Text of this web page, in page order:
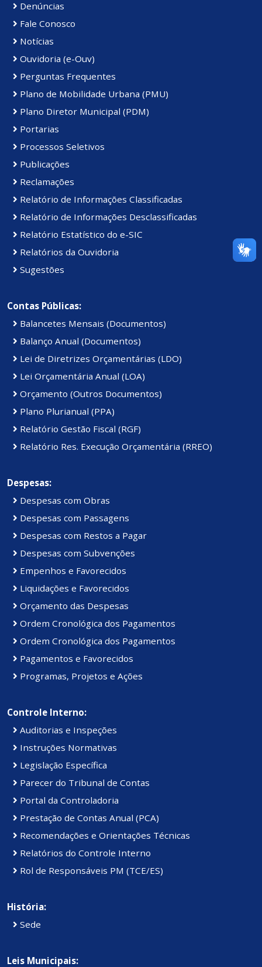
Denúncias
Fale Conosco
Notícias
Ouvidoria (e-Ouv)
Perguntas Frequentes
Plano de Mobilidade Urbana (PMU)
Plano Diretor Municipal (PDM)
Portarias
Processos Seletivos
Publicações
Reclamações
Relatório de Informações Classificadas
Relatório de Informações Desclassificadas
Relatório Estatístico do e-SIC
Relatórios da Ouvidoria
Sugestões
Contas Públicas:
Balancetes Mensais (Documentos)
Balanço Anual (Documentos)
Lei de Diretrizes Orçamentárias (LDO)
Lei Orçamentária Anual (LOA)
Orçamento (Outros Documentos)
Plano Plurianual (PPA)
Relatório Gestão Fiscal (RGF)
Relatório Res. Execução Orçamentária (RREO)
Despesas:
Despesas com Obras
Despesas com Passagens
Despesas com Restos a Pagar
Despesas com Subvenções
Empenhos e Favorecidos
Liquidações e Favorecidos
Orçamento das Despesas
Ordem Cronológica dos Pagamentos
Ordem Cronológica dos Pagamentos
Pagamentos e Favorecidos
Programas, Projetos e Ações
Controle Interno:
Auditorias e Inspeções
Instruções Normativas
Legislação Específica
Parecer do Tribunal de Contas
Portal da Controladoria
Prestação de Contas Anual (PCA)
Recomendações e Orientações Técnicas
Relatórios do Controle Interno
Rol de Responsáveis PM (TCE/ES)
História:
Sede
Leis Municipais: